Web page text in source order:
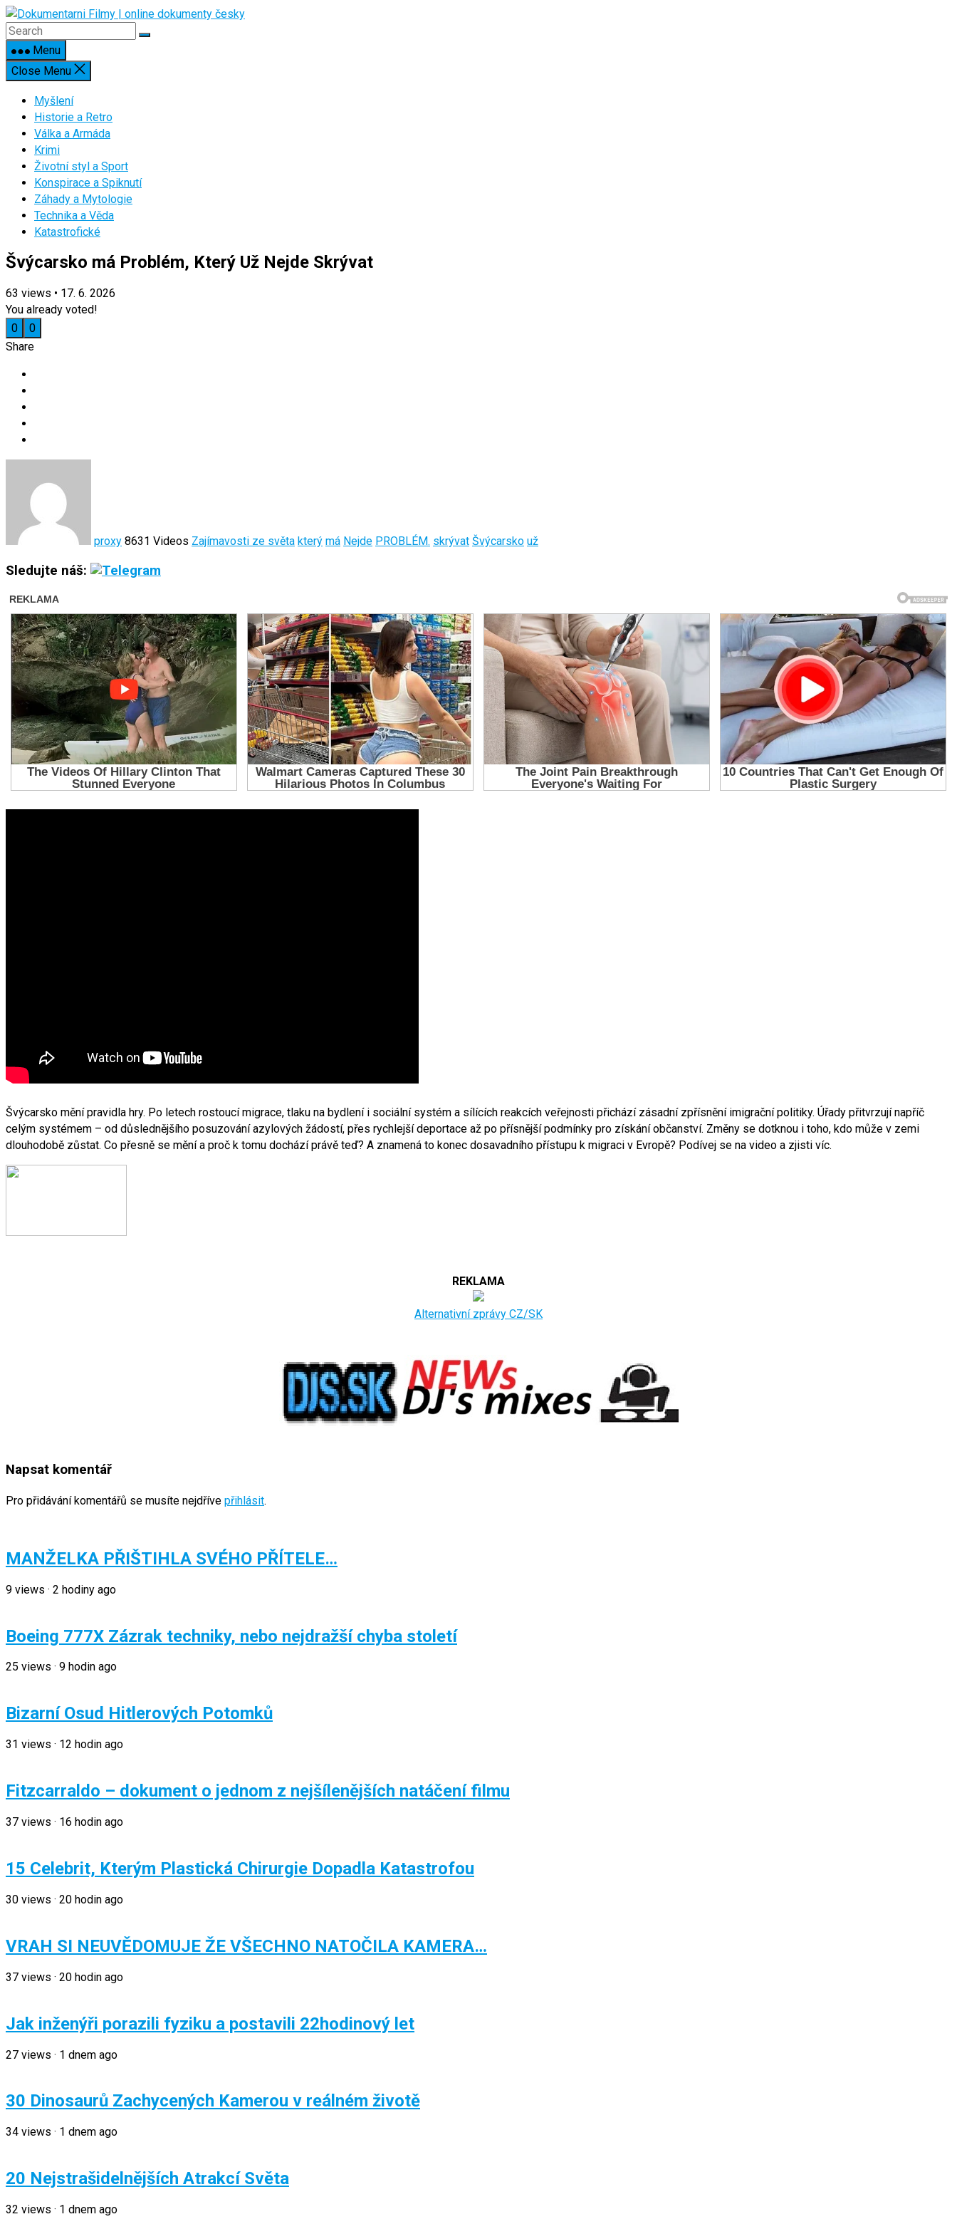
Skip
to
contentMenu
Close Menu
Myšlení
Historie a Retro
Válka a Armáda
Krimi
Životní styl a Sport
Konspirace a Spiknutí
Záhady a Mytologie
Technika a Věda
Katastrofické
Švýcarsko má Problém, Který Už Nejde Skrývat
63 views • 17. 6. 2026
You already voted!
0
0
Share
proxy 8631 Videos Zajímavosti ze světa který má Nejde PROBLÉM. skrývat Švýcarsko už
Sledujte náš:
Švýcarsko mění pravidla hry. Po letech rostoucí migrace, tlaku na bydlení i sociální systém a sílících reakcích veřejnosti přichází zásadní zpřísnění imigrační politiky. Úřady přitvrzují napříč
celým systémem – od důslednějšího posuzování azylových žádostí, přes rychlejší deportace až po přísnější podmínky pro získání občanství. Změny se dotknou i toho, kdo může v zemi
dlouhodobě zůstat. Co přesně se mění a proč k tomu dochází právě teď? A znamená to konec dosavadního přístupu k migraci v Evropě? Podívej se na video a zjisti víc.
REKLAMA
Alternativní zprávy CZ/SK
Napsat komentář
Pro přidávání komentářů se musíte nejdříve přihlásit.
MANŽELKA PŘIŠTIHLA SVÉHO PŘÍTELE…
9 views · 2 hodiny ago
Boeing 777X Zázrak techniky, nebo nejdražší chyba století
25 views · 9 hodin ago
Bizarní Osud Hitlerových Potomků
31 views · 12 hodin ago
Fitzcarraldo – dokument o jednom z nejšílenějších natáčení filmu
37 views · 16 hodin ago
15 Celebrit, Kterým Plastická Chirurgie Dopadla Katastrofou
30 views · 20 hodin ago
VRAH SI NEUVĚDOMUJE ŽE VŠECHNO NATOČILA KAMERA…
37 views · 20 hodin ago
Jak inženýři porazili fyziku a postavili 22hodinový let
27 views · 1 dnem ago
30 Dinosaurů Zachycených Kamerou v reálném životě
34 views · 1 dnem ago
20 Nejstrašidelnějších Atrakcí Světa
32 views · 1 dnem ago